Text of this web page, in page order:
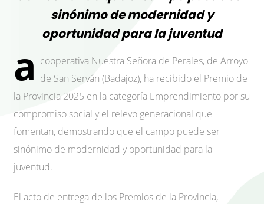
sinónimo de modernidad y
oportunidad para la juventud
a cooperativa Nuestra Señora de Perales, de Arroyo
de San Serván (Badajoz), ha recibido el Premio de
la Provincia 2025 en la categoría Emprendimiento por su
compromiso social y el relevo generacional que
fomentan, demostrando que el campo puede ser
sinónimo de modernidad y oportunidad para la
juventud.
El acto de entrega de los Premios de la Provincia,